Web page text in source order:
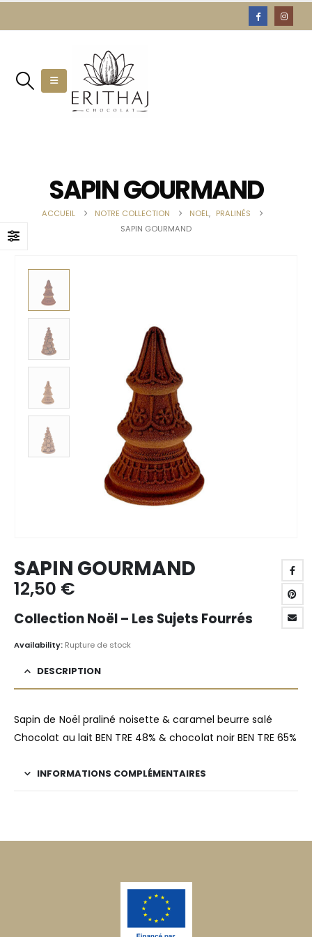
SAPIN GOURMAND
ACCUEIL NOTRE COLLECTION NOËL, PRALINÉS
SAPIN GOURMAND
SAPIN GOURMAND
12,50 €
Collection Noël – Les Sujets Fourrés
Availability: Rupture de stock
DESCRIPTION
Sapin de Noël praliné noisette & caramel beurre salé
Chocolat au lait BEN TRE 48% & chocolat noir BEN TRE 65%
INFORMATIONS COMPLÉMENTAIRES